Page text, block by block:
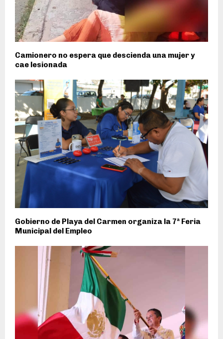
Camionero no espera que descienda una mujer y
cae lesionada
Gobierno de Playa del Carmen organiza la 7ª Feria
Municipal del Empleo